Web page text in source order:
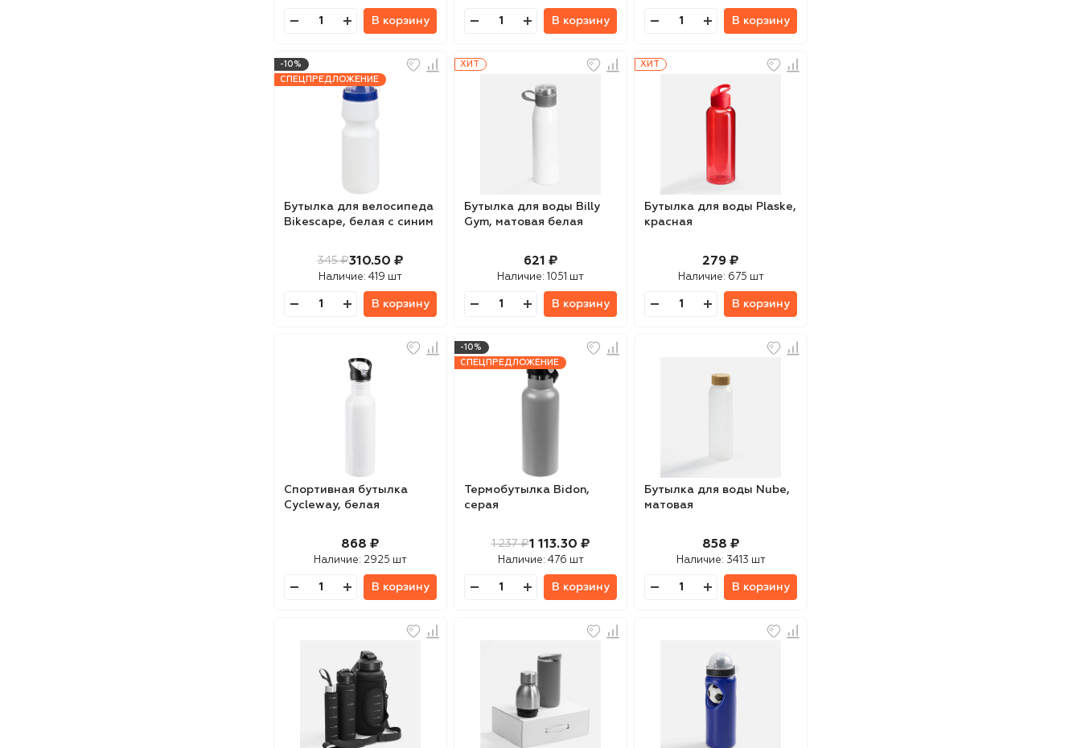
В корзину В корзину В корзину
-10%
СПЕЦПРЕДЛОЖЕНИЕ
Бутылка для велосипеда
Bikescape, белая с синим
345 ₽310.50 ₽
Наличие: 419 шт
В корзину
ХИТ
Бутылка для воды Billy
Gym, матовая белая
621 ₽
Наличие: 1051 шт
В корзину
ХИТ
Бутылка для воды Plaske,
красная
279 ₽
Наличие: 675 шт
В корзину
Спортивная бутылка
Cycleway, белая
868 ₽
Наличие: 2925 шт
В корзину
-10%
СПЕЦПРЕДЛОЖЕНИЕ
Термобутылка Bidon,
серая
1 237 ₽1 113.30 ₽
Наличие: 476 шт
В корзину
Бутылка для воды Nube,
матовая
858 ₽
Наличие: 3413 шт
В корзину